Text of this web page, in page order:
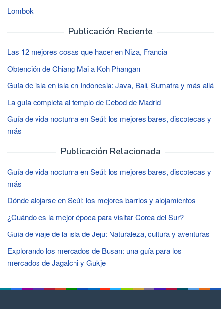
Lombok
Publicación Reciente
Las 12 mejores cosas que hacer en Niza, Francia
Obtención de Chiang Mai a Koh Phangan
Guía de isla en isla en Indonesia: Java, Bali, Sumatra y más allá
La guía completa al templo de Debod de Madrid
Guía de vida nocturna en Seúl: los mejores bares, discotecas y
más
Publicación Relacionada
Guía de vida nocturna en Seúl: los mejores bares, discotecas y
más
Dónde alojarse en Seúl: los mejores barrios y alojamientos
¿Cuándo es la mejor época para visitar Corea del Sur?
Guía de viaje de la isla de Jeju: Naturaleza, cultura y aventuras
Explorando los mercados de Busan: una guía para los
mercados de Jagalchi y Gukje